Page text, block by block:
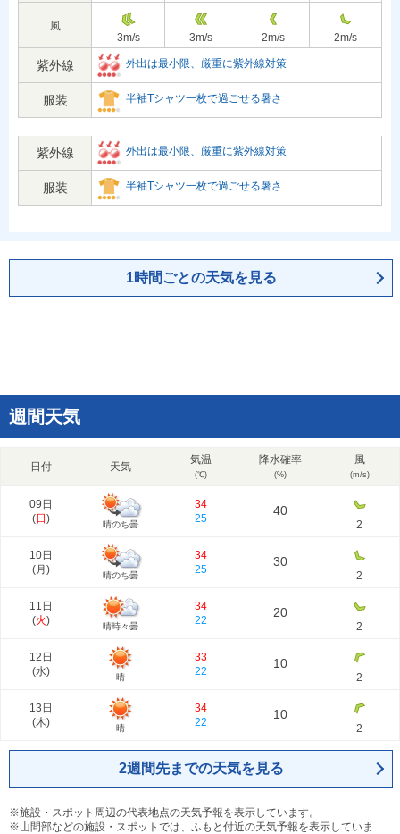
風
3m/s 3m/s 2m/s 2m/s
紫外線 外出は最小限、厳重に紫外線対策
服装 半袖Tシャツ一枚で過ごせる暑さ
紫外線 外出は最小限、厳重に紫外線対策
服装 半袖Tシャツ一枚で過ごせる暑さ
1時間ごとの天気を見る
週間天気
日付 天気
気温
(℃)
降水確率
(%)
風
(m/s)
09日
(日 ) 晴のち曇
34
25
40
2
10日
(月 ) 晴のち曇
34
25
30
2
11日
(火) 晴時々曇
34
22
20
2
12日
(水) 晴
33
22
10
2
13日
(木) 晴
34
22
10
2
2週間先までの天気を見る
※施設・スポット周辺の代表地点の天気予報を表示しています。
※山間部などの施設・スポットでは、ふもと付近の天気予報を表示していま